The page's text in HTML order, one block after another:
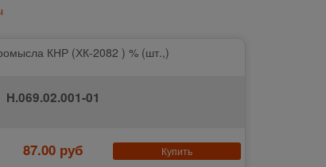
КНР (ХК-2082 ) % (шт.,)
Н.069.02.001-01
87.00 руб Купить